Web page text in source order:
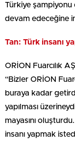
Türkiye şampiyonu
devam edeceğine
Tan: Türk insanı
ORİON Fuarcılık
“Bizler ORİON
buraya kadar
yapılması
mayasını
insanı yapmak